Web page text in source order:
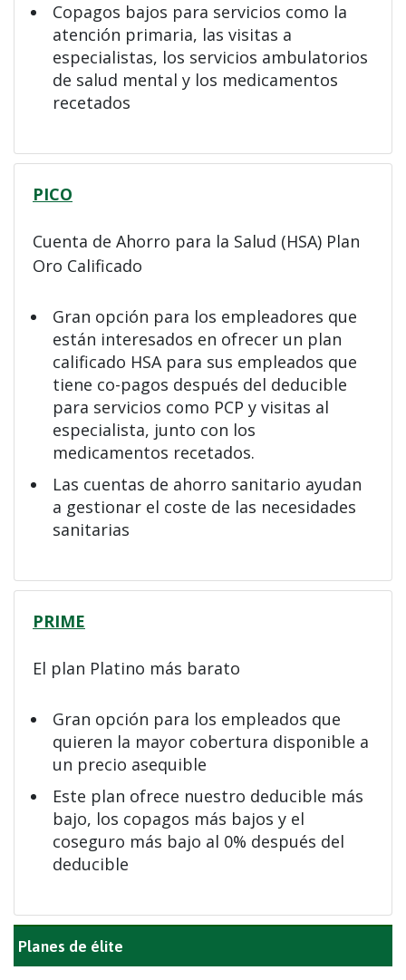
Copagos bajos para servicios como la
atención primaria, las visitas a
especialistas, los servicios ambulatorios
de salud mental y los medicamentos
recetados
PICO
Cuenta de Ahorro para la Salud (HSA) Plan
Oro Calificado
Gran opción para los empleadores que
están interesados en ofrecer un plan
calificado HSA para sus empleados que
tiene co-pagos después del deducible
para servicios como PCP y visitas al
especialista, junto con los
medicamentos recetados.
Las cuentas de ahorro sanitario ayudan
a gestionar el coste de las necesidades
sanitarias
PRIME
El plan Platino más barato
Gran opción para los empleados que
quieren la mayor cobertura disponible a
un precio asequible
Este plan ofrece nuestro deducible más
bajo, los copagos más bajos y el
coseguro más bajo al 0% después del
deducible
Planes de élite